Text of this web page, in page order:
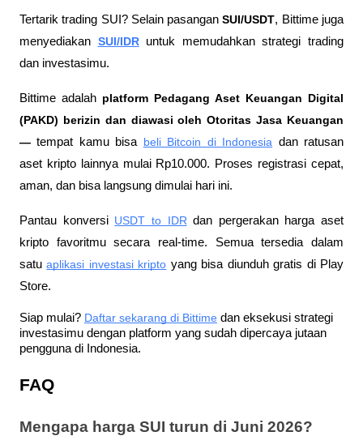
Tertarik trading SUI? Selain pasangan SUI/USDT, Bittime juga
menyediakan SUI/IDR untuk memudahkan strategi trading
dan investasimu.
Bittime adalah platform Pedagang Aset Keuangan Digital
(PAKD) berizin dan diawasi oleh Otoritas Jasa Keuangan
— tempat kamu bisa beli Bitcoin di Indonesia dan ratusan
aset kripto lainnya mulai Rp10.000. Proses registrasi cepat,
aman, dan bisa langsung dimulai hari ini.
Pantau konversi USDT to IDR dan pergerakan harga aset
kripto favoritmu secara real-time. Semua tersedia dalam
satu aplikasi investasi kripto yang bisa diunduh gratis di Play
Store.
Siap mulai? Daftar sekarang di Bittime dan eksekusi strategi
investasimu dengan platform yang sudah dipercaya jutaan
pengguna di Indonesia.
FAQ
Mengapa harga SUI turun di Juni 2026?